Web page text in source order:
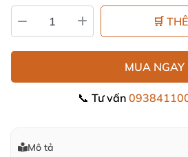
🛒
MUA NGAY
📞 Tư vấn
Mô tả